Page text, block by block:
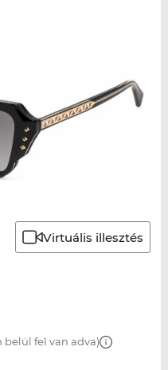
Virtuális illesztés
belül fel van adva)